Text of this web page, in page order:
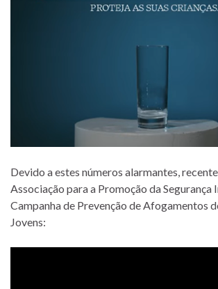
Devido a estes números alarmantes,
Associação para a Promoção da
Campanha de Prevenção de Afogamentos
Jovens: